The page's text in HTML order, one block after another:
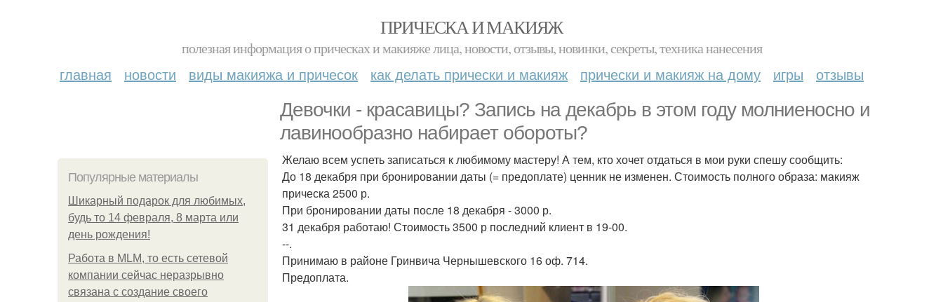
ПРИЧЕСКА И МАКИЯЖ
полезная информация о прическах и макияже лица, новости, отзывы, новинки, секреты, техника нанесения
главная новости виды макияжа и причесок как делать прически и макияж прически и макияж на дому игры отзывы
Девочки - красавицы? Запись на декабрь в этом году молниеносно и
лавинообразно набирает обороты?
Популярные материалы
Шикарный подарок для любимых,
будь то 14 февраля, 8 марта или
день рождения!
Работа в MLM, то есть сетевой
компании сейчас неразрывно
связана с создание своего
Желаю всем успеть записаться к любимому мастеру! А тем, кто хочет отдаться в мои руки спешу сообщить:
До 18 декабря при бронировании даты (= предоплате) ценник не изменен. Стоимость полного образа: макияж
прическа 2500 р.
При бронировании даты после 18 декабря - 3000 р.
31 декабря работаю! Стоимость 3500 р последний клиент в 19-00.
--.
Принимаю в районе Гринвича Чернышевского 16 оф. 714.
Предоплата.